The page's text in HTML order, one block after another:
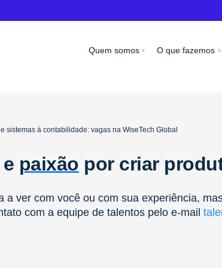
Quem somos O que fazemos
sistemas à contabilidade: vagas na WiseTech Global
paixão por criar
a ver com você ou com sua experiência,
com a equipe de talentos pelo e-mail